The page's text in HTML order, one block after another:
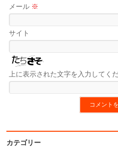
メール ※
サイト
上に表示された文字を入力してくだ
カテゴリー